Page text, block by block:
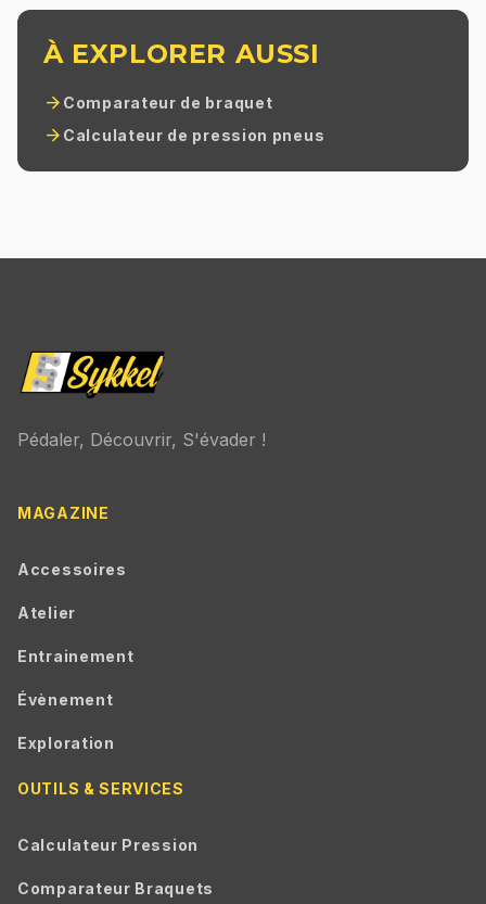
À EXPLORER AUSSI
arrow_forward Comparateur de braquet
arrow_forward Calculateur de pression pneus
Pédaler, Découvrir, S'évader !
MAGAZINE
Accessoires
Atelier
Entrainement
Évènement
Exploration
OUTILS & SERVICES
Calculateur Pression
Comparateur Braquets